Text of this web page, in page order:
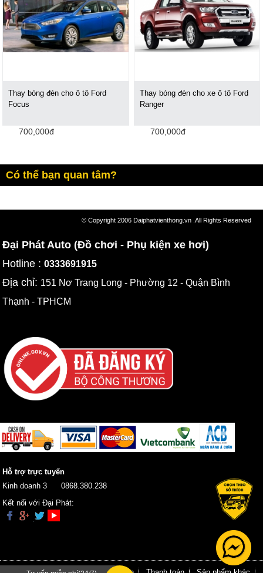
Thay bóng đèn cho ô tô Ford
Focus
700,000đ
Thay bóng đèn cho xe ô tô Ford
Ranger
700,000đ
Có thể bạn quan tâm?
© Copyright 2006 Daiphatvienthong.vn .All Rights Reserved
Đại Phát Auto (Đồ chơi - Phụ kiện xe hơi)
Hotline :0333691915
Địa chỉ: 151 Nơ Trang Long - Phường 12 - Quận Bình
Thạnh - TPHCM
Hỗ trợ trực tuyến
Kinh doanh 3
0868.380.238
Kết nối với Đại Phát: